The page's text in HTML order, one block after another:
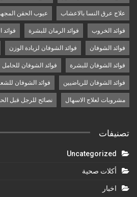
علاج عرق النسا بالاعشاب عيوب الحقن
فوائد الخروب فوائد الرمان للبشرة فوائد
فوائد الشوفان فوائد الشوفان لزيادة الوزن
فوائد الشوفان للبشرة فوائد الشوفان للحامل
فوائد الشوفان للرياضيين فوائد الشوفان
مشروبات لعلاج الاسهال نصائح للرجل قبل
تصنيفات
Uncategorized
أكلات صحية
اخبار